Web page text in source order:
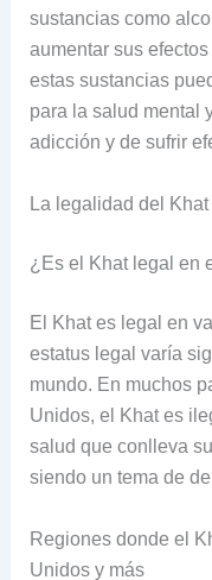
sustancias como
aumentar sus
estas sustancias
para la salud mental
adicción y de sufrir
La legalidad del Khat
¿Es el Khat legal en
El Khat es legal en
estatus legal varía
mundo. En muchos
Unidos, el Khat es
salud que conlleva
siendo un tema de
Regiones donde el
Unidos y más